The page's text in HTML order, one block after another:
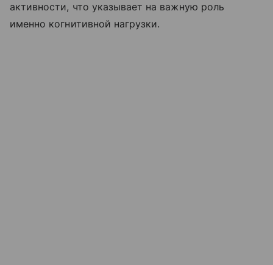
активности, что указывает на важную роль
именно когнитивной нагрузки.